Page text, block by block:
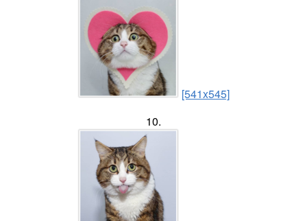
[541x545]
10.